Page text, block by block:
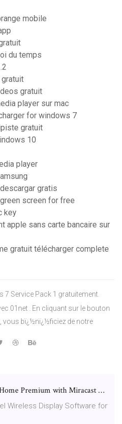
mobile
du temps
gratuit
player sur mac
for windows 7
gratuit
10
player
gratis
screen for free
key
apple sans carte bancaire sur
gratuit télécharger complete
7 Service Pack 1 gratuitement.
01net . En cliquant sur le bouton
bï¿½nï¿½ficiez de notre
Premium with Miracast …
Wireless Display Software for